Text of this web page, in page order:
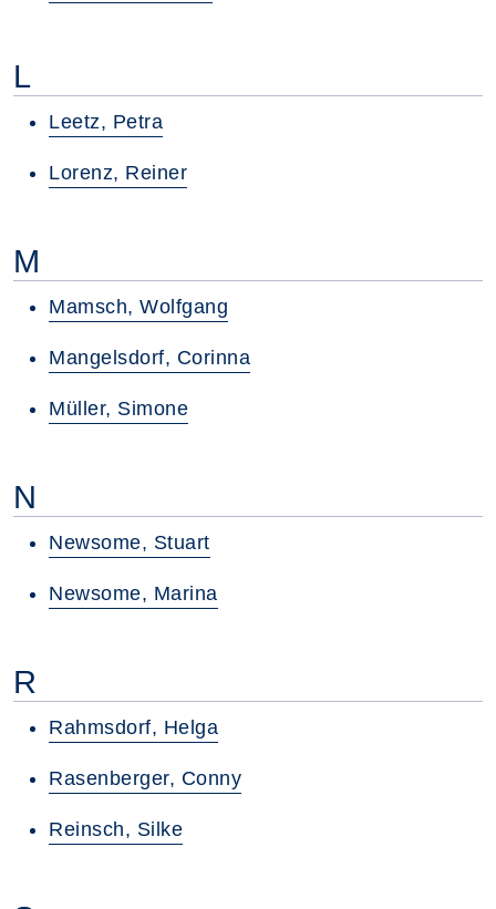
L
Leetz, Petra
Lorenz, Reiner
M
Mamsch, Wolfgang
Mangelsdorf, Corinna
Müller, Simone
N
Newsome, Stuart
Newsome, Marina
R
Rahmsdorf, Helga
Rasenberger, Conny
Reinsch, Silke